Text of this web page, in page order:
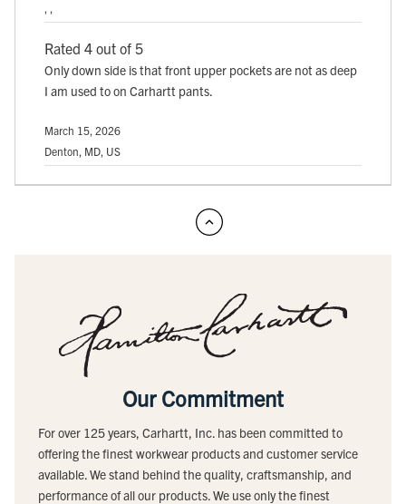
, ,
Rated 4 out of 5
Only down side is that front upper pockets are not as deep
I am used to on Carhartt pants.
March 15, 2026
Denton, MD, US
Our Commitment
For over 125 years, Carhartt, Inc. has been committed to
offering the finest workwear products and customer service
available. We stand behind the quality, craftsmanship, and
performance of all our products. We use only the finest